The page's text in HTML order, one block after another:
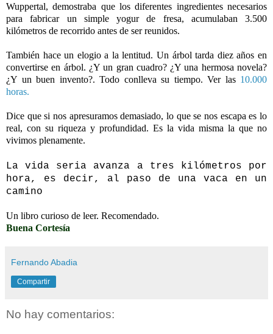
Wuppertal, demostraba que los diferentes ingredientes necesarios
para fabricar un simple yogur de fresa, acumulaban 3.500
kilómetros de recorrido antes de ser reunidos.
También hace un elogio a la lentitud. Un árbol tarda diez años en
convertirse en árbol. ¿Y un gran cuadro? ¿Y una hermosa novela?
¿Y un buen invento?. Todo conlleva su tiempo. Ver las 10.000
horas.
Dice que si nos apresuramos demasiado, lo que se nos escapa es lo
real, con su riqueza y profundidad. Es la vida misma la que no
vivimos plenamente.
La vida seria avanza a tres kilómetros por
hora, es decir, al paso de una vaca en un
camino
Un libro curioso de leer. Recomendado.
Buena Cortesía
Fernando Abadia
Compartir
No hay comentarios: